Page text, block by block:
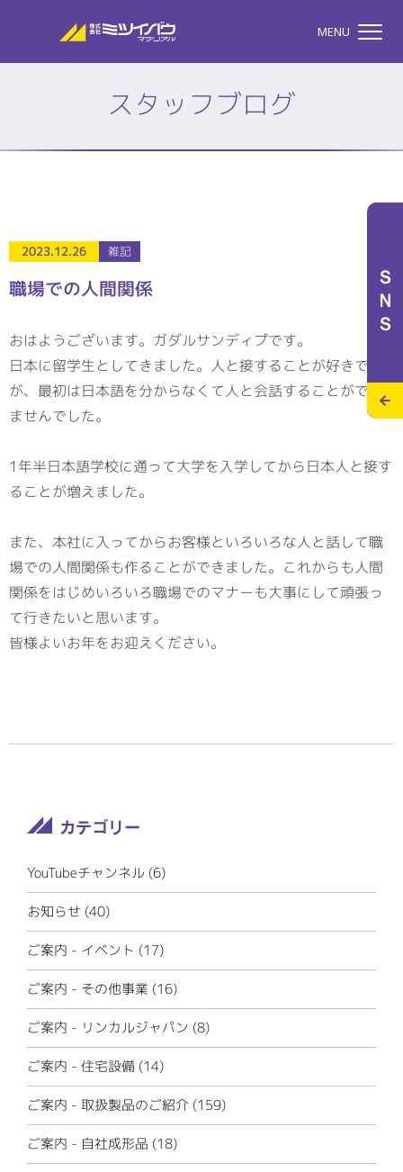
株式会社ミツイバウマテリア
MENU
私たちのこと
特設サイト
施工実績 スタッフブログ
お問合せ
メディアポリシー
RECRUITサイト
ＳＮＳ
スタッフブログ
2023.12.26 雑記
職場での人間関係
おはようございます。ガダルサンディプです。
日本に留学生としてきました。人と接することが好きです
が、最初は日本語を分からなくて人と会話することができ
ませんでした。
1年半日本語学校に通って大学を入学してから日本人と接す
ることが増えました。
また、本社に入ってからお客様といろいろな人と話して職
場での人間関係も作ることができました。これからも人間
関係をはじめいろいろ職場でのマナーも大事にして頑張っ
て行きたいと思います。
皆様よいお年をお迎えください。
YouTubeチャンネル (6)
お知らせ (40)
ご案内 - イベント (17)
ご案内 - その他事業 (16)
ご案内 - リンカルジャパン (8)
ご案内 - 住宅設備 (14)
ご案内 - 取扱製品のご紹介 (159)
ご案内 - 自社成形品 (18)